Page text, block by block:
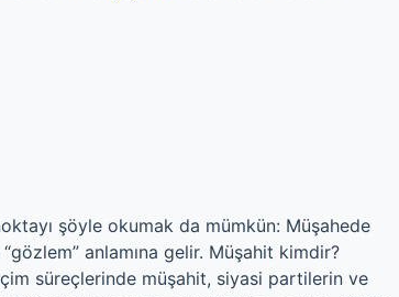
şöyle okumak da mümkün: Müşahede
anlamına gelir. Müşahit kimdir?
süreçlerinde müşahit, siyasi partilerin ve